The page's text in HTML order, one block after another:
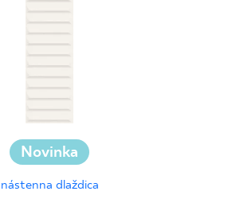
Novinka
nástenna dlaždica